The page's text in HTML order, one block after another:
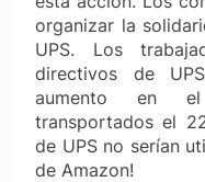
organizar la
UPS. Los
directivos de
aumento en
transportados el
de UPS no serían
de Amazon!